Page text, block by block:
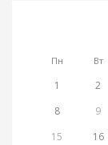
Пн Вт
1 2
8
9
15
16